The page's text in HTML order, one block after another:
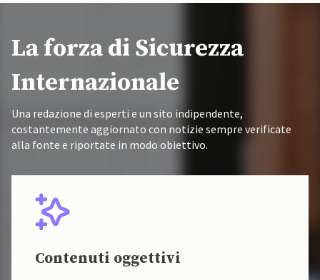
La forza di Sicurezza
Internazionale
Una redazione di esperti e un sito indipendente,
costantemente aggiornato con notizie sempre verificate
alla fonte e riportate in modo obiettivo.
Contenuti oggettivi